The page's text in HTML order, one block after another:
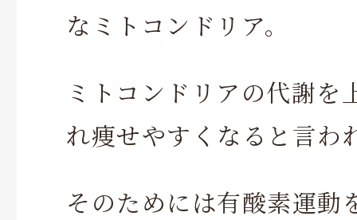
なミトコンドリア。
ミトコンドリアの代謝を
れ痩せやすくなると言わ
そのためには有酸素運動